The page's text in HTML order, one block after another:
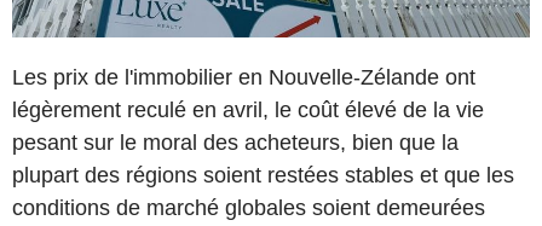
Les prix de l'immobilier en Nouvelle-Zélande ont
légèrement reculé en avril, le coût élevé de la vie
pesant sur le moral des acheteurs, bien que la
plupart des régions soient restées stables et que les
conditions de marché globales soient demeurées